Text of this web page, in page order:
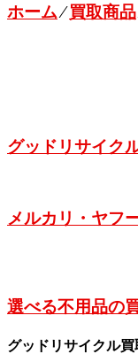
ホーム⁄買取商品
グッドリサイク
メルカリ・ヤフ
選べる不用品の
グッドリサイクル